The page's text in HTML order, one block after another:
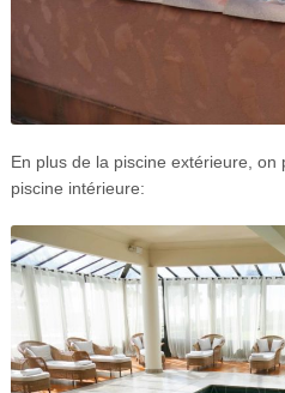
En plus de la piscine extérieure,
piscine intérieure: